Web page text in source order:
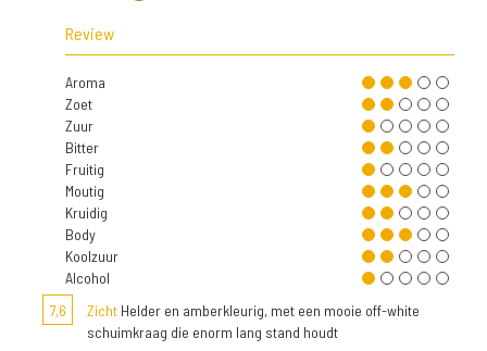
Review
Aroma
Zoet
Zuur
Bitter
Fruitig
Moutig
Kruidig
Body
Koolzuur
Alcohol
7,6
Zicht Helder en amberkleurig, met een mooie off-white
schuimkraag die enorm lang stand houdt